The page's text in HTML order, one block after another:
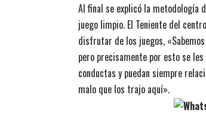
Al final se explicó la metodología
juego limpio. El Teniente del
disfrutar de los juegos,
pero precisamente por esto se
conductas y puedan siempre
malo que los trajo aquí».